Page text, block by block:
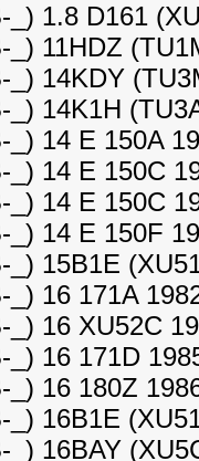
_) 1.8 D161
_) 11HDZ
_) 14KDY
_) 14K1H
_) 14 E 150A
_) 14 E 150C
_) 14 E 150C
_) 14 E 150F
_) 15B1E
_) 16 171A
_) 16 XU52C
_) 16 171D
_) 16 180Z
_) 16B1E
_) 16BAY